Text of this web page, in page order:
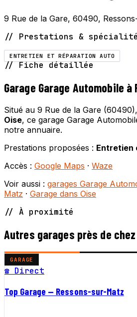
9 Rue de la Gare, 60490,
// Prestations &
ENTRETIEN ET RÉPARATION AUTO
// Fiche détaillée
Garage Garage Automobile
Situé au 9 Rue de la Gare
Oise, ce garage Garage
notre annuaire.
Prestations proposées : Entretien
Accès : Google Maps · Waze
Voir aussi : garages Garage
Matz · Garage dans Oise
// À proximité
Autres garages près de
GARAGE
☎ Direct
Top Garage — Ressons-sur-Matz